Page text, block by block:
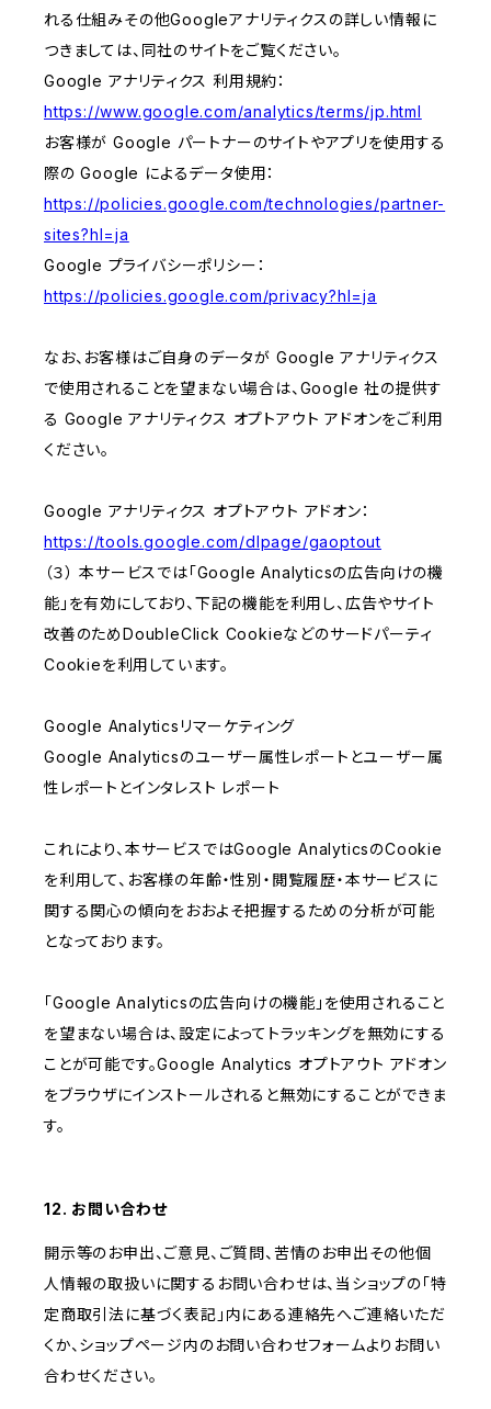
れる仕組みその他Googleアナリティクスの詳しい情報に
つきましては、同社のサイトをご覧ください。
Google アナリティクス 利用規約：
https://www.google.com/analytics/terms/jp.html
お客様が Google パートナーのサイトやアプリを使用する
際の Google によるデータ使用：
https://policies.google.com/technologies/partner-
sites?hl=ja
Google プライバシーポリシー：
https://policies.google.com/privacy?hl=ja
なお、お客様はご自身のデータが Google アナリティクス
で使用されることを望まない場合は、Google 社の提供す
る Google アナリティクス オプトアウト アドオンをご利用
ください。
Google アナリティクス オプトアウト アドオン：
https://tools.google.com/dlpage/gaoptout
（３） 本サービスでは「Google Analyticsの広告向けの機
能」を有効にしており、下記の機能を利用し、広告やサイト
改善のためDoubleClick Cookieなどのサードパーティ
Cookieを利用しています。
Google Analyticsリマーケティング
Google Analyticsのユーザー属性レポートとユーザー属
性レポートとインタレスト レポート
これにより、本サービスではGoogle AnalyticsのCookie
を利用して、お客様の年齢・性別・閲覧履歴・本サービスに
関する関心の傾向をおおよそ把握するための分析が可能
となっております。
「Google Analyticsの広告向けの機能」を使用されること
を望まない場合は、設定によってトラッキングを無効にする
ことが可能です。Google Analytics オプトアウト アドオン
をブラウザにインストールされると無効にすることができま
す。
12. お問い合わせ
開示等のお申出、ご意見、ご質問、苦情のお申出その他個
人情報の取扱いに関するお問い合わせは、当ショップの「特
定商取引法に基づく表記」内にある連絡先へご連絡いただ
くか、ショップページ内のお問い合わせフォームよりお問い
合わせください。